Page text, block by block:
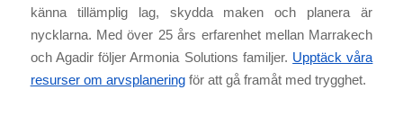
känna tillämplig lag, skydda maken och planera är
nycklarna. Med över 25 års erfarenhet mellan Marrakech
och Agadir följer Armonia Solutions familjer. Upptäck våra
resurser om arvsplaneringför att gå framåt med trygghet.